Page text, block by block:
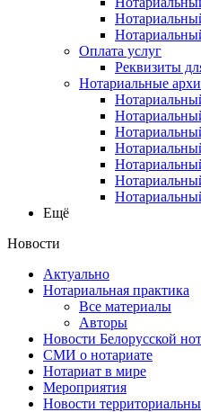
Оплата услуг
Реквизиты
Нотариальные
Ещё
Новости
Актуально
Нотариальная практика
Все материалы
Авторы
Новости Белорусской
СМИ о нотариате
Нотариат в мире
Мероприятия
Новости